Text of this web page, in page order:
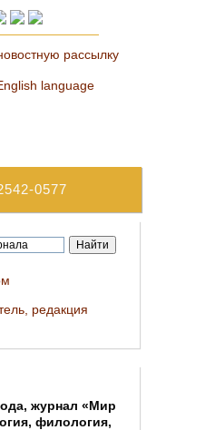
рассылку
language
0577
редакция
журнал «Мир
филология,